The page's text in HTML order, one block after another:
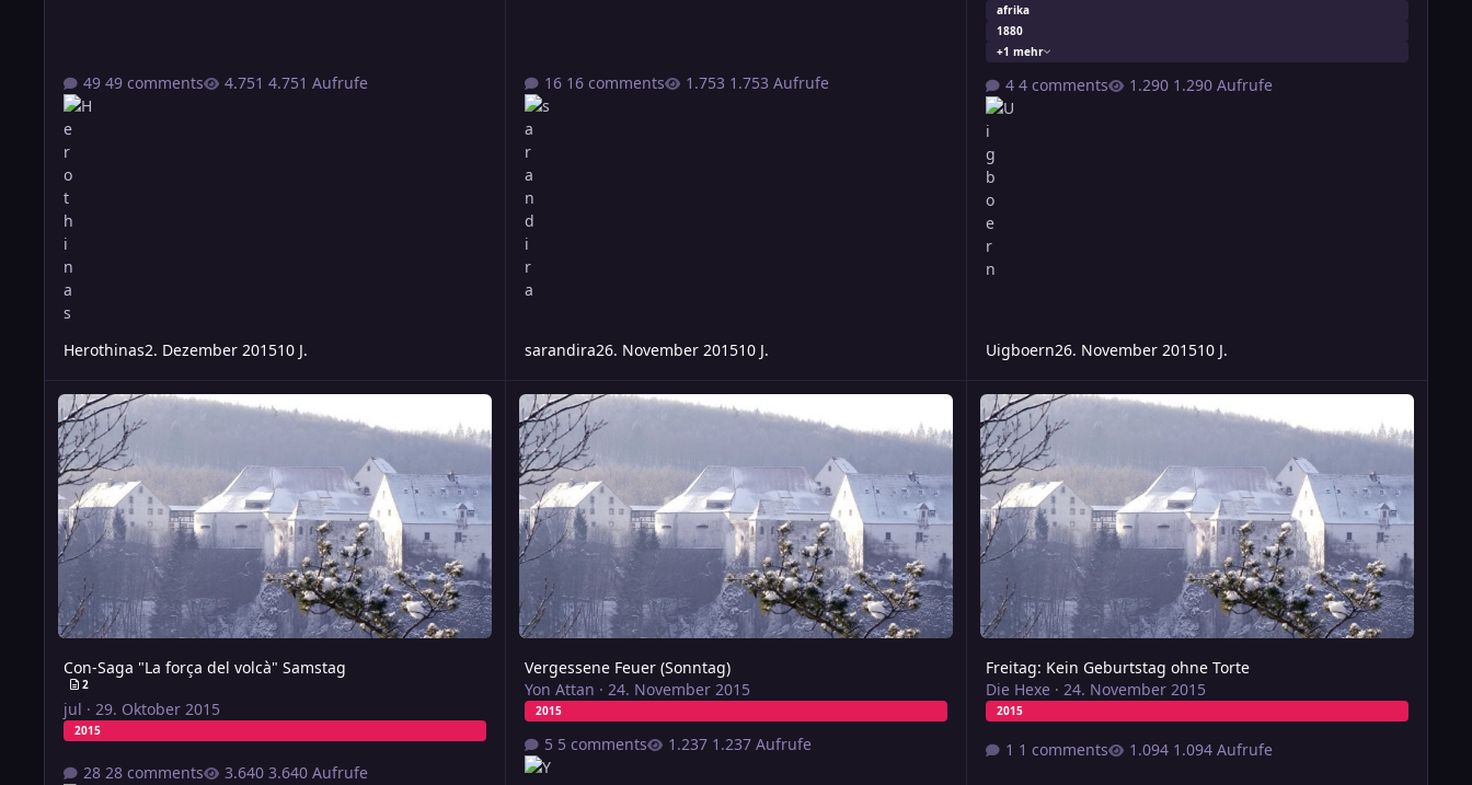
49 comments 4.751 Aufrufe
Herothinas2. Dezember 201510 J.
16 comments 1.753 Aufrufe
sarandira26. November 201510 J.
afrika
1880
+1 mehr
4 comments 1.290 Aufrufe
Uigboern26. November 201510 J.
Con-Saga "La força del volcà" Samstag
Con-Saga "La força del volcà" Samstag
2
jul · 29. Oktober 2015
2015
28 comments 3.640 Aufrufe
Vergessene Feuer (Sonntag)
Vergessene Feuer (Sonntag)
Yon Attan · 24. November 2015
2015
5 comments 1.237 Aufrufe
Freitag: Kein Geburtstag ohne Torte
Freitag: Kein Geburtstag ohne Torte
Die Hexe· 24. November 2015
2015
1 comments 1.094 Aufrufe